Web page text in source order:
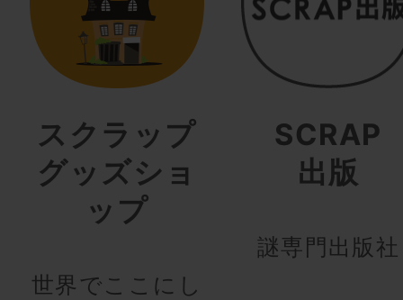
スクラップ
グッズショ
ップ
世界でここにし
SCRAP
出版
謎専門出版社